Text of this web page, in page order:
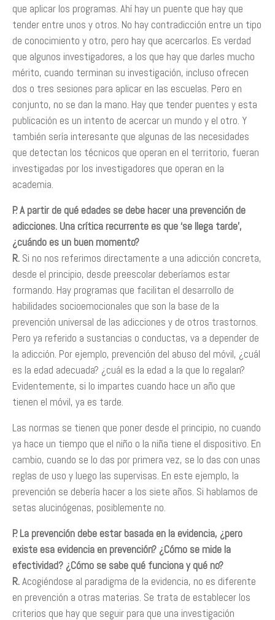
que aplicar los programas. Ahí hay un puente que hay que
tender entre unos y otros. No hay contradicción entre un tipo
de conocimiento y otro, pero hay que acercarlos. Es verdad
que algunos investigadores, a los que hay que darles mucho
mérito, cuando terminan su investigación, incluso ofrecen
dos o tres sesiones para aplicar en las escuelas. Pero en
conjunto, no se dan la mano. Hay que tender puentes y esta
publicación es un intento de acercar un mundo y el otro. Y
también sería interesante que algunas de las necesidades
que detectan los técnicos que operan en el territorio, fueran
investigadas por los investigadores que operan en la
academia.
P. A partir de qué edades se debe hacer una prevención de
adicciones. Una crítica recurrente es que ‘se llega tarde’,
¿cuándo es un buen momento?
R. Si no nos referimos directamente a una adicción concreta,
desde el principio, desde preescolar deberíamos estar
formando. Hay programas que facilitan el desarrollo de
habilidades socioemocionales que son la base de la
prevención universal de las adicciones y de otros trastornos.
Pero ya referido a sustancias o conductas, va a depender de
la adicción. Por ejemplo, prevención del abuso del móvil, ¿cuál
es la edad adecuada? ¿cuál es la edad a la que lo regalan?
Evidentemente, si lo impartes cuando hace un año que
tienen el móvil, ya es tarde.
Las normas se tienen que poner desde el principio, no cuando
ya hace un tiempo que el niño o la niña tiene el dispositivo. En
cambio, cuando se lo das por primera vez, se lo das con unas
reglas de uso y luego las supervisas. En este ejemplo, la
prevención se debería hacer a los siete años. Si hablamos de
setas alucinógenas, posiblemente no.
P. La prevención debe estar basada en la evidencia, ¿pero
existe esa evidencia en prevención? ¿Cómo se mide la
efectividad? ¿Cómo se sabe qué funciona y qué no?
R.Acogiéndose al paradigma de la evidencia, no es diferente
en prevención a otras materias. Se trata de establecer los
criterios que hay que seguir para que una investigación